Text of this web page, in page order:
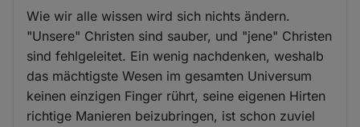
Wie wir alle wissen wird sich nichts ändern.
"Unsere" Christen sind sauber, und "jene" Christen
sind fehlgeleitet. Ein wenig nachdenken, weshalb
das mächtigste Wesen im gesamten Universum
keinen einzigen Finger rührt, seine eigenen Hirten
richtige Manieren beizubringen, ist schon zuviel